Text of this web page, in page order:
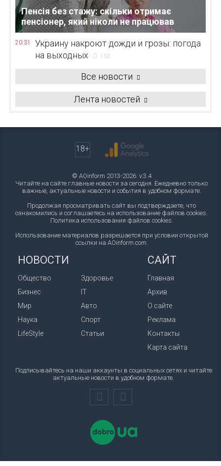
Пенсія без стажу: скільки отримає
пенсіонер, який ніколи не працював
20:31
Украину накроют дожди и грозы: погода
на выходных
153
Все новости
Лента новостей
18+
© AOinform 2013-2026. v.3.4
Читайте на сайте главные новости за сегодня. Ежедневно только
важные, актуальные новости и события в удобном формате.
Продолжая просматривать сайт вы подтверждаете, что
ознакомились и соглашаетесь на использование файлов cookies.
Политика использования файлов cookies.
Использование материалов разрешается при условии открытой
ссылки на AOinform.com.
НОВОСТИ
Общество
Бизнес
Мир
Наука
LifeStyle
Здоровье
IT
Авто
Спорт
Статьи
САЙТ
Главная
Архив
О сайте
Реклама
Контакты
Карта сайта
Подписывайтесь на наши аккаунты в социальных сетях и читайте
актуальные новости в удобном формате.